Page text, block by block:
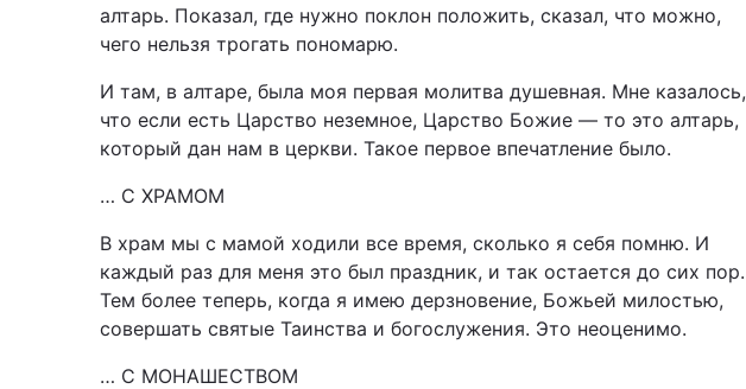
алтарь. Показал, где нужно поклон положить, сказал, что можно,
чего нельзя трогать пономарю.
И там, в алтаре, была моя первая молитва душевная. Мне казалось,
что если есть Царство неземное, Царство Божие — то это алтарь,
который дан нам в церкви. Такое первое впечатление было.
… С ХРАМОМ
В храм мы с мамой ходили все время, сколько я себя помню. И
каждый раз для меня это был праздник, и так остается до сих пор.
Тем более теперь, когда я имею дерзновение, Божьей милостью,
совершать святые Таинства и богослужения. Это неоценимо.
… С МОНАШЕСТВОМ